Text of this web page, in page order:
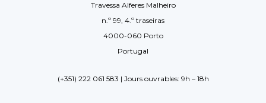
Travessa Alferes Malheiro
n.º 99, 4.º traseiras
4000-060 Porto
Portugal
(+351) 222 061 583 | Jours ouvrables: 9h – 18h